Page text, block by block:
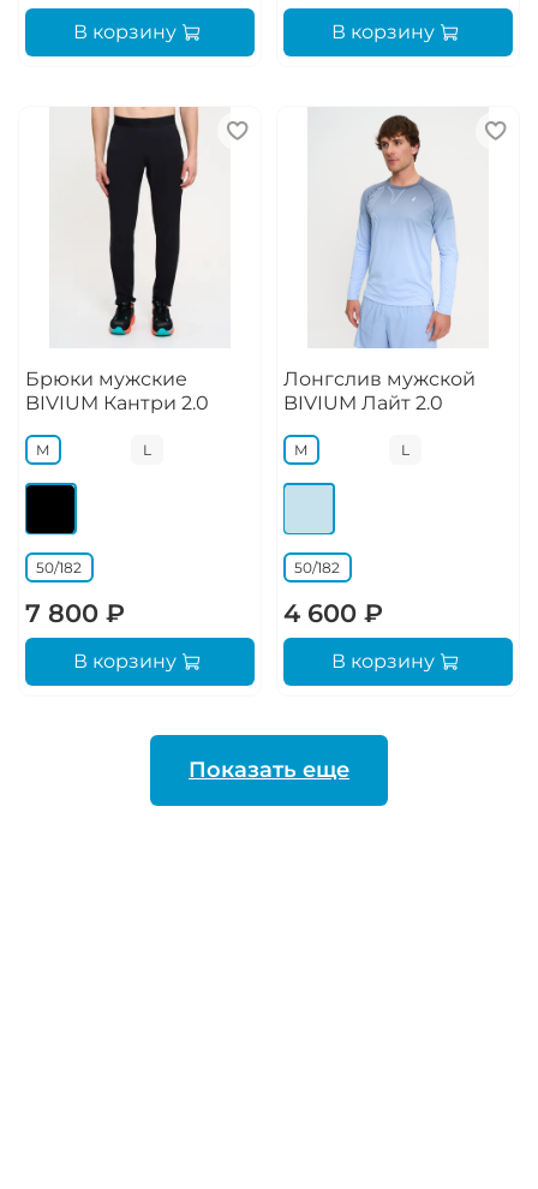
В корзину В корзину
Брюки мужские
BIVIUM Кантри 2.0
M L
50/182
7 800 ₽
В корзину
Лонгслив мужской
BIVIUM Лайт 2.0
M L
50/182
4 600 ₽
В корзину
Показать еще